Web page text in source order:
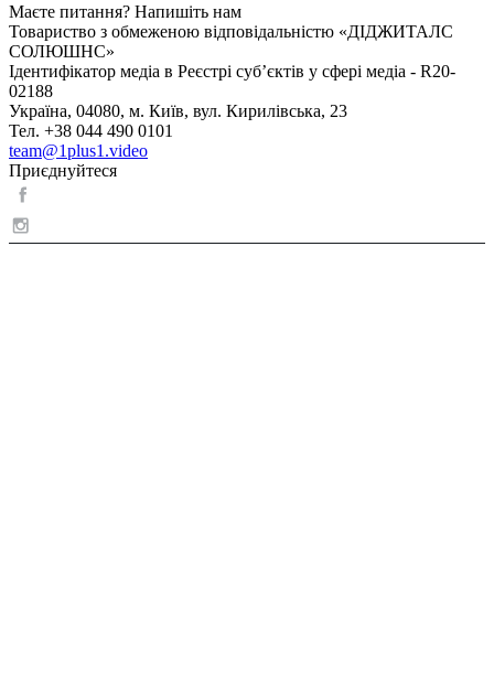
Маєте питання? Напишіть нам
Товариство з обмеженою відповідальністю «ДІДЖИТАЛС
СОЛЮШНС»
Ідентифікатор медіа в Реєстрі суб’єктів у сфері медіа - R20-
02188
Україна, 04080, м. Київ, вул. Кирилівська, 23
Тел. +38 044 490 0101
team@1plus1.video
Приєднуйтеся